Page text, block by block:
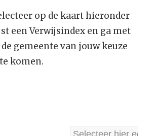
op de kaart hieronder
een Verwijsindex en ga met
gemeente van jouw keuze
komen.